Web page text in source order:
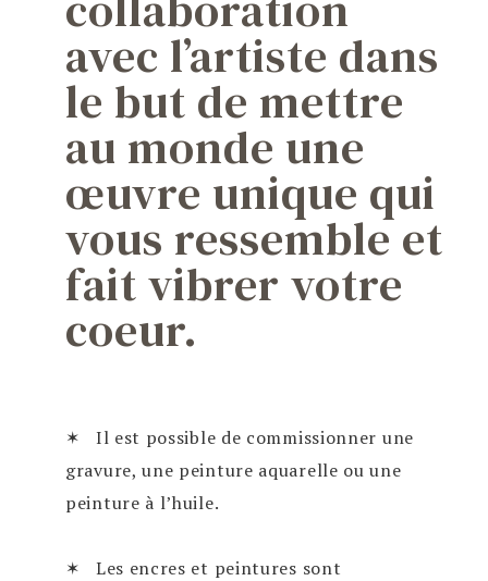
avec l’artiste dans
le but de mettre
au monde une
œuvre unique qui
vous ressemble et
fait vibrer votre
coeur.
✶ Il est possible de commissionner une
gravure, une peinture aquarelle ou une
peinture à l’huile.
✶ Les encres et peintures sont